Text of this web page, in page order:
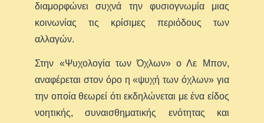
διαμορφώνει συχνά την φυσιογνωμία μιας
κοινωνίας τις κρίσιμες περιόδους των
αλλαγών.
Στην «Ψυχολογία των Όχλων» ο Λε Μπον,
αναφέρεται στον όρο η «ψυχή των όχλων» για
την οποία θεωρεί ότι εκδηλώνεται με ένα είδος
νοητικής, συναισθηματικής ενότητας και